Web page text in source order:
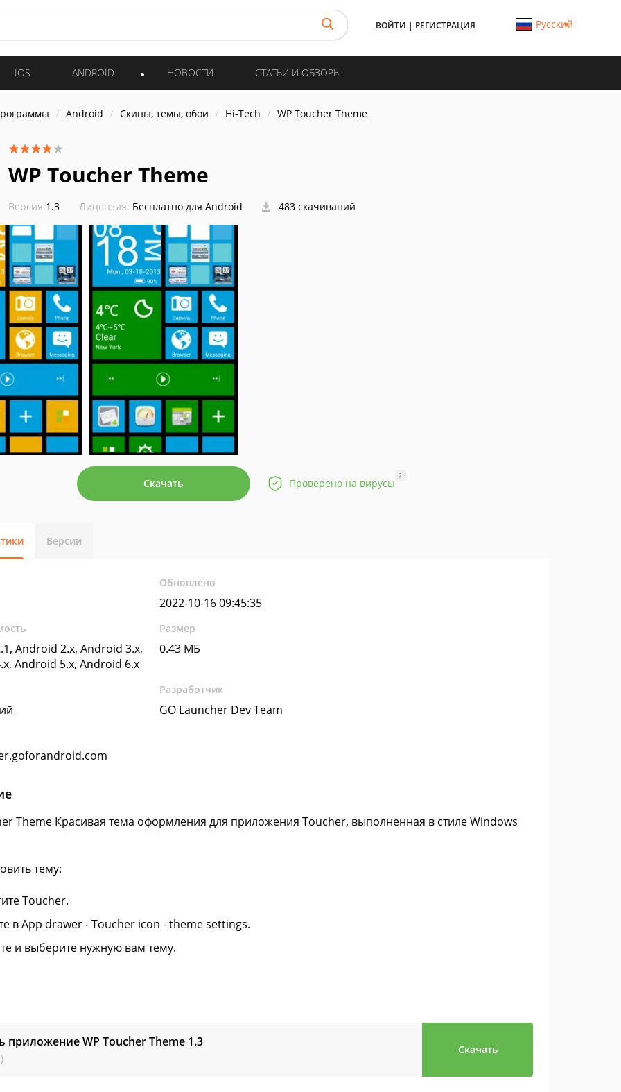
ВОЙТИ | РЕГИСТРАЦИЯ Русский
IOS ANDROID НОВОСТИ СТАТЬИ И ОБЗОРЫ
Android Скины, темы, обои Hi-Tech WP Toucher Theme
WP Toucher Theme
Версия:1.3 Лицензия: Бесплатно для Android 483 скачиваний
Скачать Проверено на вирусы
?
Версии
Обновлено
2022-10-16 09:45:35
Android 2.x, Android 3.x,
Android 5.x, Android 6.x
Размер
0.43 МБ
Разработчик
GO Launcher Dev Team
Theme Красивая тема оформления для приложения Toucher, выполненная в стиле Windows
тему:
Toucher.
в App drawer - Toucher icon - theme settings.
и выберите нужную вам тему.
приложение WP Toucher Theme 1.3
Скачать